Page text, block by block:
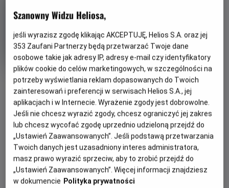
Foki kontra rekiny
Oryginalny
tytuł
Seal Team Animowany / Komedia
Od 7 lat
Czas
trwania
103 min
Kraj
i
rok
produkcji
Inne, USA (2022)
PREMIERA
3 czerwca 2022
REŻYSERIA
Greig Cameron, Kane
Croudace
SCENARIUSZ
Greig Cameron
OBSADA
J.K. Simmons, Dolph Lundgren, Sharlto Copley
WIĘCEJ SZCZEGÓŁÓW
WYBIERZ SWOJE KINO
ABY ZOBACZYĆ GODZINY SEANSÓW
Bełchatów-
Helios
Białystok-
Helios Alfa
Białystok -
Helios Biała
Szanowny Widzu Heliosa,
jeśli wyrazisz zgodę klikając AKCEPTUJĘ, Helios S.A. oraz jej
353 Zaufani Partnerzy będą przetwarzać Twoje dane
osobowe takie jak adresy IP, adresy e-mail czy identyfikatory
plików cookie do celów marketingowych, w szczególności na
potrzeby wyświetlania reklam dopasowanych do Twoich
zainteresowań i preferencji w serwisach Helios S.A., jej
aplikacjach i w Internecie. Wyrażenie zgody jest dobrowolne.
Jeśli nie chcesz wyrazić zgody, chcesz ograniczyć jej zakres
lub chcesz wycofać zgodę uprzednio udzieloną przejdź do
„Ustawień Zaawansowanych”. Jeśli podstawą przetwarzania
Twoich danych jest uzasadniony interes administratora,
masz prawo wyrazić sprzeciw, aby to zrobić przejdź do
„Ustawień Zaawansowanych”. Więcej informacji znajdziesz
w dokumencie Polityka prywatności